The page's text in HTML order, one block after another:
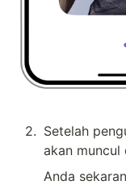
2. Setelah
akan
Anda